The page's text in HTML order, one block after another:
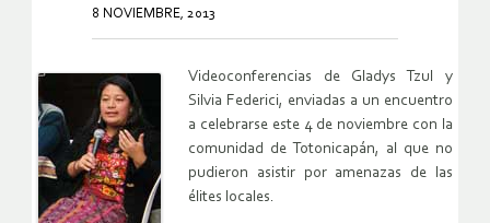
8 NOVIEMBRE, 2013
Videoconferencias de Gladys Tzul y
Silvia Federici, enviadas a un encuentro
a celebrarse este 4 de noviembre con la
comunidad de Totonicapán, al que no
pudieron asistir por amenazas de las
élites locales.